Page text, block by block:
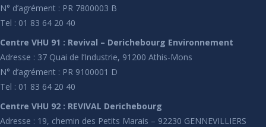
N° d’agrément : PR 7800003 B
Tel : 01 83 64 20 40
Centre VHU 91 : Revival – Derichebourg Environnement
Adresse : 37 Quai de l’Industrie, 91200 Athis-Mons
N° d’agrément : PR 9100001 D
Tel : 01 83 64 20 40
Centre VHU 92 : REVIVAL Derichebourg
Adresse : 19, chemin des Petits Marais – 92230 GENNEVILLIERS